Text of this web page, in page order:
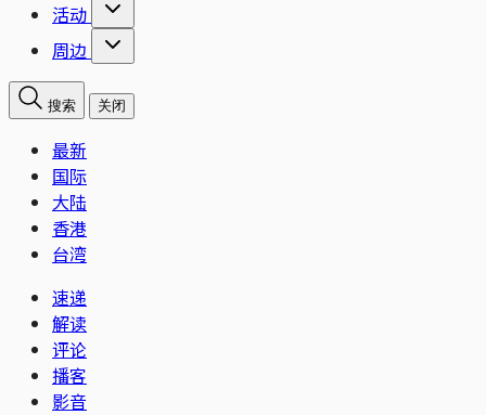
活动
周边
搜索 关闭
最新
国际
大陆
香港
台湾
速递
解读
评论
播客
影音